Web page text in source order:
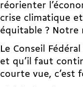
réorienter
crise climatique
équitable ? Notre
Le Conseil
et qu’il faut
courte vue, c’est